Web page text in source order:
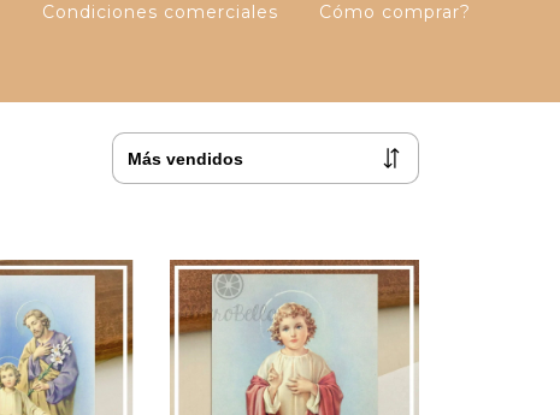
Condiciones comerciales Cómo comprar?